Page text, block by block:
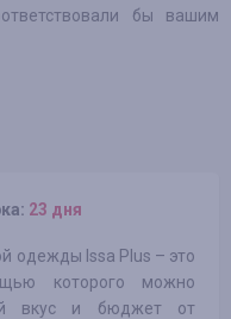
бы вашим
23 дня
одежды Issa Plus – это
которого можно
вкус и бюджет от